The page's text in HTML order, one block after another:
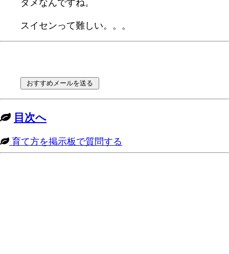
ダメなんですね。
スイセンって難しい。。。
目次へ
育て方を掲示板で質問する